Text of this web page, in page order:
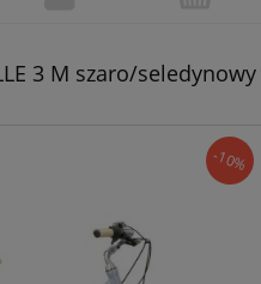
3 M szaro/seledynowy
-10%